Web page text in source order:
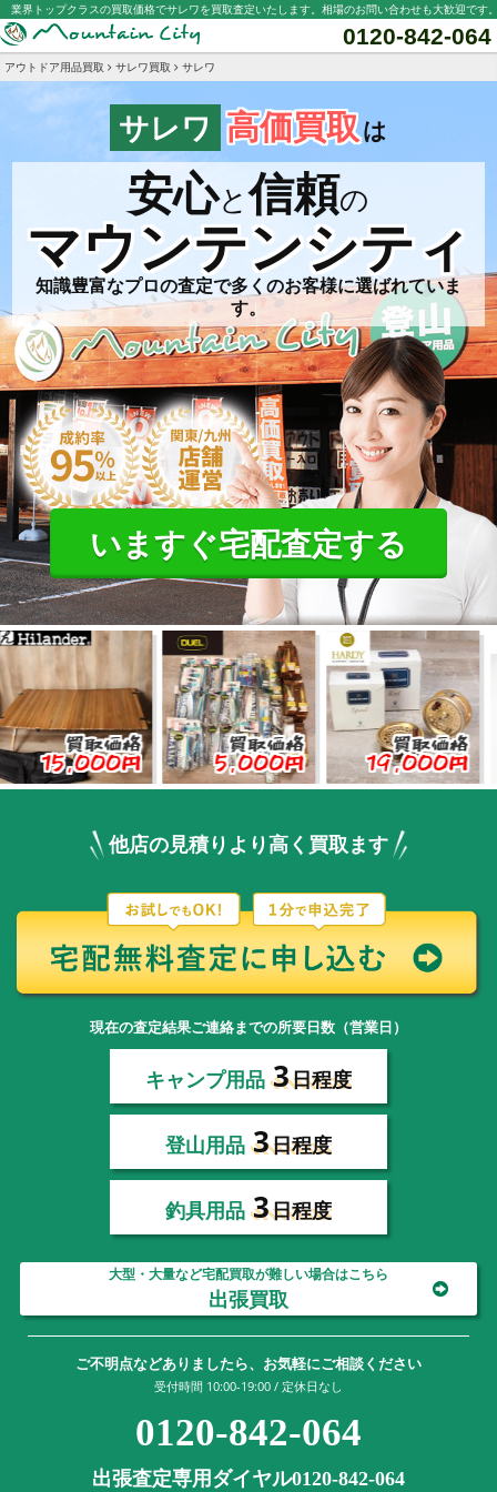
業界トップクラスの買取価格でサレワを買取査定いたします。相場のお問い合わせも大歓迎です
0120-842-064
アウトドア用品買取 サレワ買取 サレワ
サレワ 高価買取は
安心と信頼の
マウンテンシティ
知識豊富なプロの査定で多くのお客様に選ばれていま
す。
いますぐ宅配査定する
取価格
円
買取価格
5,000円
買取価格
19,000円
他店の見積りより高く買取ます
現在の査定結果ご連絡までの所要日数（営業日）
キャンプ用品 3日程度
登山用品 3日程度
釣具用品 3日程度
大型・大量など宅配買取が難しい場合はこちら
出張買取
ご不明点などありましたら、お気軽にご相談ください
受付時間 10:00-19:00 / 定休日なし
0120-842-064
出張査定専用ダイヤル0120-842-064